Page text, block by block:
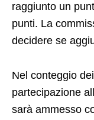
raggiunto un
punti. La
decidere se
Nel conteggio
partecipazione
sarà ammesso